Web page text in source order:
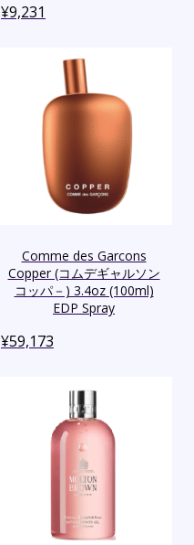
¥9,231
Comme des Garcons
Copper (コムデギャルソン
コッパ－) 3.4oz (100ml)
EDP Spray
¥59,173